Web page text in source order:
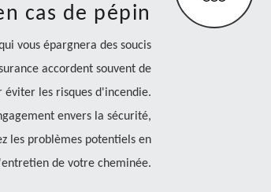
cas de pépin
vous épargnera des soucis
accordent souvent de
les risques d'incendie.
envers la sécurité,
les problèmes potentiels en
de votre cheminée.